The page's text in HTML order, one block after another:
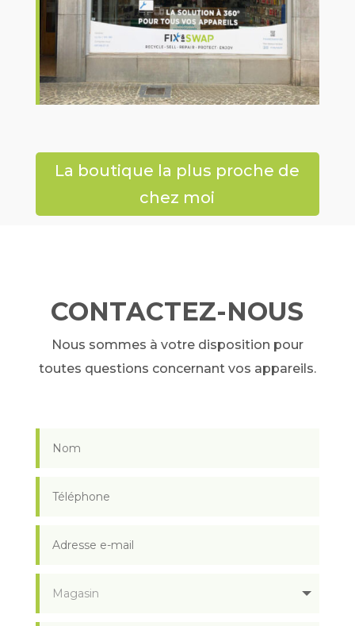
La boutique la plus proche de
chez moi
CONTACTEZ-NOUS
Nous sommes à votre disposition pour
toutes questions concernant vos appareils.